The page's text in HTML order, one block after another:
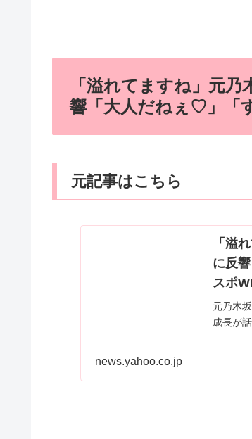
「溢れてますね」元
響「大人だねぇ♡」「
元記事はこちら
「溢
に反
スポ
元乃木
成長が
news.yahoo.co.jp